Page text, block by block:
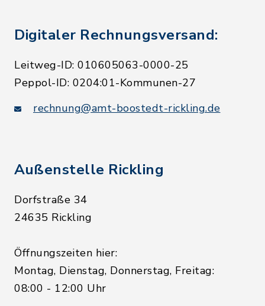
Digitaler Rechnungsversand:
Leitweg-ID: 010605063-0000-25
Peppol-ID: 0204:01-Kommunen-27
rechnung@amt-boostedt-rickling.de
Außenstelle Rickling
Dorfstraße 34
24635 Rickling
Öffnungszeiten hier:
Montag, Dienstag, Donnerstag, Freitag:
08:00 - 12:00 Uhr